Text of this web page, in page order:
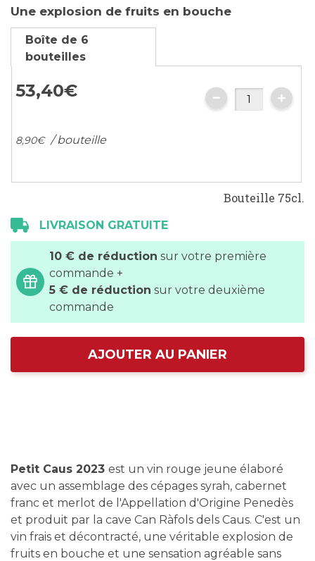
to
the
beginning
of
the
images
Une explosion de fruits en bouche
Boîte de 6
bouteilles
53,40€
8,90€ / bouteille
Bouteille 75cl.
LIVRAISON GRATUITE
10 € de réduction sur votre première
commande +
5 € de réduction sur votre deuxième
commande
AJOUTER AU PANIER
Petit Caus 2023 est un vin rouge jeune élaboré
avec un assemblage des cépages syrah, cabernet
franc et merlot de l'Appellation d'Origine Penedès
et produit par la cave Can Ràfols dels Caus. C'est un
vin frais et décontracté, une véritable explosion de
fruits en bouche et une sensation agréable sans